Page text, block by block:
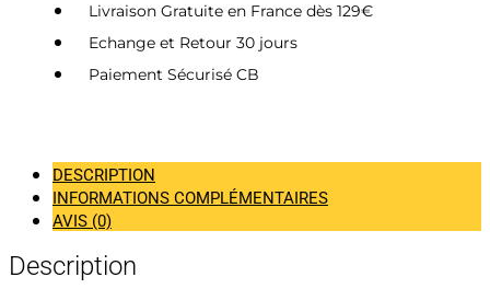
Livraison Gratuite en France dès 129€
Echange et Retour 30 jours
Paiement Sécurisé CB
DESCRIPTION
INFORMATIONS COMPLÉMENTAIRES
AVIS (0)
Description